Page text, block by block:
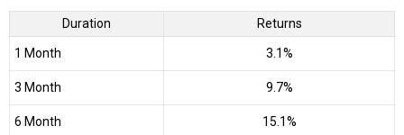
Duration Returns
1 Month 3.1%
3 Month 9.7%
6 Month 15.1%